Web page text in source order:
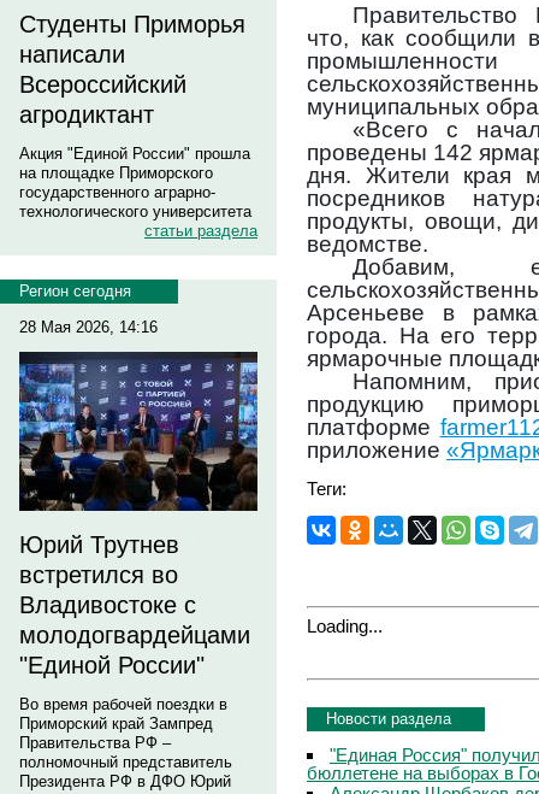
Студенты Приморья
написали
Всероссийский
агродиктант
Акция "Единой России" прошла
на площадке Приморского
государственного аграрно-
технологического университета
статьи раздела
Регион сегодня
28 Мая 2026, 14:16
Юрий Трутнев
встретился во
Владивостоке с
молодогвардейцами
"Единой России"
Во время рабочей поездки в
Приморский край Зампред
Правительства РФ –
полномочный представитель
Президента РФ в ДФО Юрий
что, как сообщили
муниципальных
«Всего с
проведены 142
дня. Жители края
посредников
продукты, овощи,
ведомстве.
Добавим,
Арсеньеве в
города. На его
ярмарочные
Напомним,
продукцию
платформе
приложение
Теги:
Loading...
Новости раздела
"Единая Россия"
бюллетене на выборах в